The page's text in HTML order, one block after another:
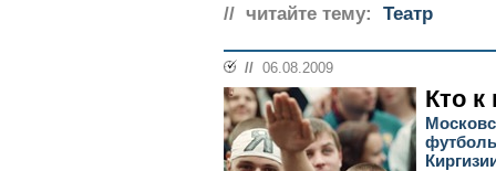
// читайте тему: Театр
// 06.08.2009
Кто